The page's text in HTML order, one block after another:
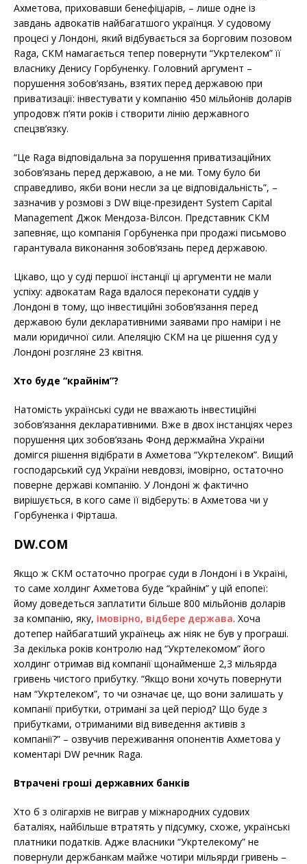
Ахметова, приховавши бенефіціарів, – лише одне із
завдань адвокатів найбагатшого українця. У судовому
процесі у Лондоні, який відбувається за борговим позовом
Raga, СКМ намагається тепер повернути “Укртелеком” її
власнику Денису Горбуненку. Головний аргумент –
порушення зобов’язань, взятих перед державою при
приватизації: інвестувати у компанію 450 мільйонів доларів
упродовж п’яти років і створити лінію державного
спецзв’язку.
“Це Raga відповідальна за порушення приватизаційних
зобов’язань перед державою, а не ми. Тому було би
справедливо, якби вони несли за це відповідальність”, –
зазначив у розмові з DW віце-президент System Capital
Management Джок Мендоза-Вілсон. Представник СКМ
запевняє, що компанія Горбуненка при продажі письмово
гарантувала виконання зобов’язань перед державою.
Цікаво, що у суді першої інстанції ці аргументи не мали
успіху: адвокатам Raga вдалося переконати суддів у
Лондоні в тому, що інвестиційні зобов’язання перед
державою були декларативними заявами про наміри і не
мали юридичної сили. Апеляцію СКМ на це рішення суд у
Лондоні розгляне 23 квітня.
Хто буде “крайнім”?
Натомість українські суди не вважають інвестиційні
зобов’язання декларативними. Вже в двох інстанціях через
порушення цих зобов’язань Фонд держмайна України
домігся рішення відібрати в Ахметова “Укртелеком”. Вищий
господарський суд України невдовзі, імовірно, остаточно
поверне державі компанію. У Лондоні ж фактично
вирішується, в кого саме її відберуть: в Ахметова чи у
Горбуненка і Фірташа.
DW.COM
Якщо ж СКМ остаточно програє суди в Лондоні і в Україні,
то саме холдинг Ахметова буде “крайнім” у цій епопеї:
йому доведеться заплатити більше 800 мільйонів доларів
за компанію, яку, імовірно, відбере держава. Хоча
дотепер найбагатший українець аж ніяк не був у програші.
За декілька років контролю над “Укртелекомом” його
холдинг отримав від компанії щонайменше 2,3 мільярда
гривень чистого прибутку. “Якщо вони хочуть повернути
нам “Укртелеком”, то чи означає це, що вони залишать у
компанії прибутки, отримані за цей період? Що буде з
прибутками, отриманими від виведення активів з
компанії?” – озвучив переживання опонентів Ахметова у
коментарі DW речник Raga.
Втрачені гроші державних банків
Хто б з олігархів не виграв у міжнародних судових
баталіях, найбільше втратять у підсумку, схоже, українські
платники податків. Адже власники “Укртелекому” не
повернули держбанкам майже чотири мільярди гривень –